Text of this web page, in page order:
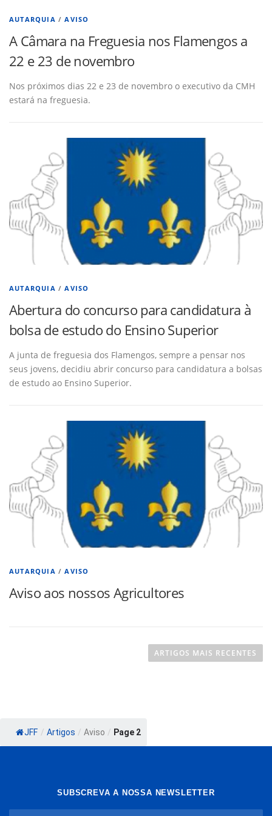
AUTARQUIA /AVISO
A Câmara na Freguesia nos Flamengos a
22 e 23 de novembro
Nos próximos dias 22 e 23 de novembro o executivo da CMH
estará na freguesia.
AUTARQUIA /AVISO
Abertura do concurso para candidatura à
bolsa de estudo do Ensino Superior
A junta de freguesia dos Flamengos, sempre a pensar nos
seus jovens, decidiu abrir concurso para candidatura a bolsas
de estudo ao Ensino Superior.
AUTARQUIA /AVISO
Aviso aos nossos Agricultores
ã
a
ARTIGOS MAIS RECENTES
JFF / Artigos / Aviso / Page 2
SUBSCREVA A NOSSA NEWSLETTER